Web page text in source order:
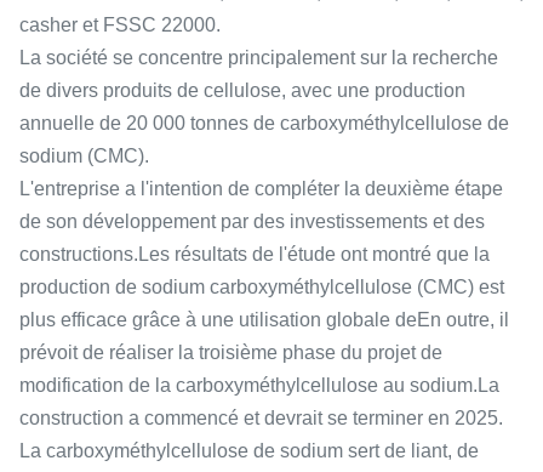
casher et FSSC 22000.
La société se concentre principalement sur la recherche
de divers produits de cellulose, avec une production
annuelle de 20 000 tonnes de carboxyméthylcellulose de
sodium (CMC).
L'entreprise a l'intention de compléter la deuxième étape
de son développement par des investissements et des
constructions.Les résultats de l'étude ont montré que la
production de sodium carboxyméthylcellulose (CMC) est
plus efficace grâce à une utilisation globale deEn outre, il
prévoit de réaliser la troisième phase du projet de
modification de la carboxyméthylcellulose au sodium.La
construction a commencé et devrait se terminer en 2025.
La carboxyméthylcellulose de sodium sert de liant, de